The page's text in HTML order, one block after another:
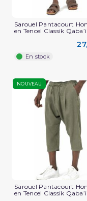
Sarouel Pantacourt
en Tencel Classik Qaba’il
En stock
NOUVEAU
Sarouel Pantacourt
en Tencel Classik Qaba’il